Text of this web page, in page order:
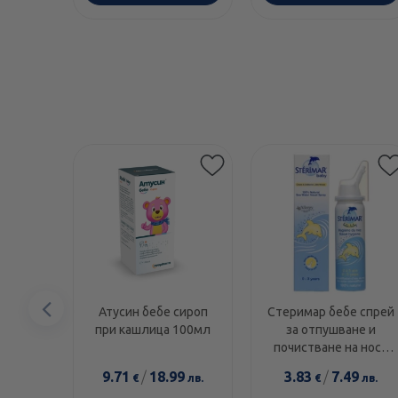
Атусин бебе сироп
при кашлица 100мл
9.71 € / 18.99 лв.
Стеримар бебе спрей
за отпушване и
почистване на носа
3.83 € / 7.49лв.
Предишен
елемент